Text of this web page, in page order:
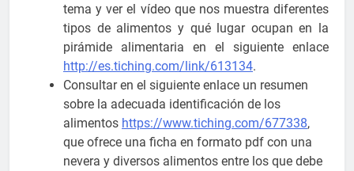
tema y ver el vídeo que nos muestra diferentes
tipos de alimentos y qué lugar ocupan en la
pirámide alimentaria en el siguiente enlace
http://es.tiching.com/link/613134.
Consultar en el siguiente enlace un resumen
sobre la adecuada identificación de los
alimentos https://www.tiching.com/677338,
que ofrece una ficha en formato pdf con una
nevera y diversos alimentos entre los que debe